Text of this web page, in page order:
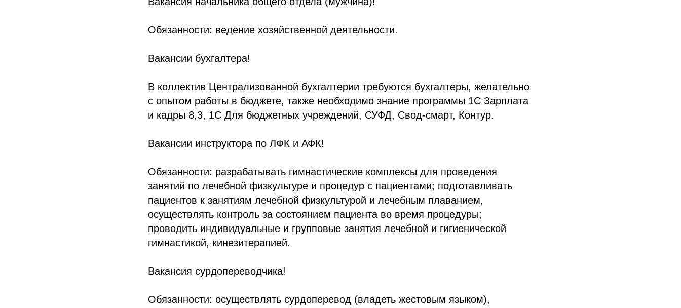
Обязанности: ведение хозяйственной деятельности.
Вакансии бухгалтера!
В коллектив Централизованной бухгалтерии требуются бухгалтеры, желательно
с опытом работы в бюджете, также необходимо знание программы 1С Зарплата
и кадры 8,3, 1С Для бюджетных учреждений, СУФД, Свод-смарт, Контур.
Вакансии инструктора по ЛФК и АФК!
Обязанности: разрабатывать гимнастические комплексы для проведения
занятий по лечебной физкультуре и процедур с пациентами; подготавливать
пациентов к занятиям лечебной физкультурой и лечебным плаванием,
осуществлять контроль за состоянием пациента во время процедуры;
проводить индивидуальные и групповые занятия лечебной и гигиенической
гимнастикой, кинезитерапией.
Вакансия сурдопереводчика!
Обязанности: осуществлять сурдоперевод (владеть жестовым языком),